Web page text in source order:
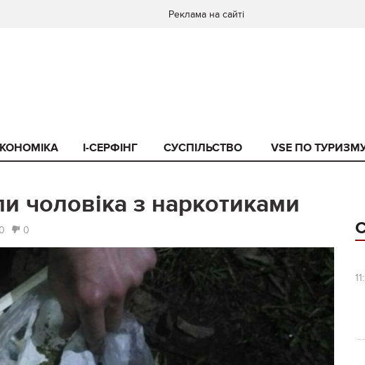
Реклама на сайті
I-СЕРФІНГ СУСПІЛЬСТВО VSE ПО
чоловіка з наркотиками
0